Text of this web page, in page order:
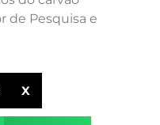
de Pesquisa e
X